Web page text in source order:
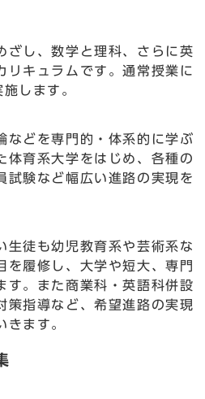
ざし、数学と理科、さらに英
リキュラムです。通常授業に
します。
などを専門的・体系的に学ぶ
体育系大学をはじめ、各種の
試験など幅広い進路の実現を
生徒も幼児教育系や芸術系な
を履修し、大学や短大、専門
す。また商業科・英語科併設
策指導など、希望進路の実現
きます。